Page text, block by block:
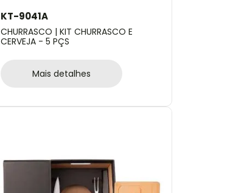
KT-9041A
CHURRASCO | KIT CHURRASCO E
CERVEJA - 5 PÇS
Mais detalhes